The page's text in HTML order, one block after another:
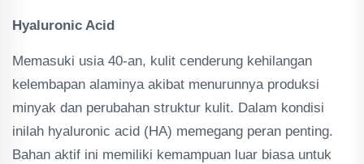
Hyaluronic Acid
Memasuki usia 40-an, kulit cenderung kehilangan
kelembapan alaminya akibat menurunnya produksi
minyak dan perubahan struktur kulit. Dalam kondisi
inilah hyaluronic acid (HA) memegang peran penting.
Bahan aktif ini memiliki kemampuan luar biasa untuk